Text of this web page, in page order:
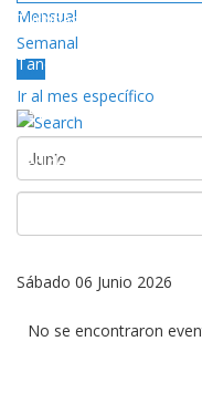
Turbinas
Tanques de Gas
SERVICIO
Red de Centros de
Mensual
Semanal
Hoy
Ir al mes específico
Sábado 06 Junio 2026
No se encontraron